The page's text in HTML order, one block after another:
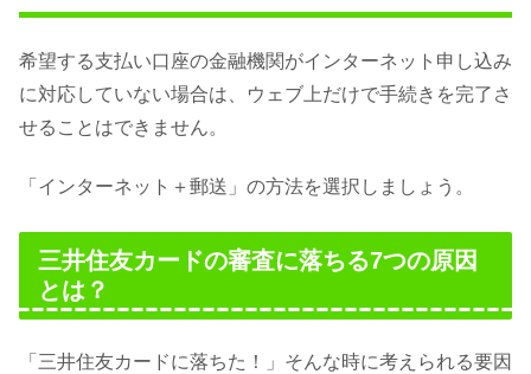
希望する支払い口座の金融機関がインターネット申し込み
に対応していない場合は、ウェブ上だけで手続きを完了さ
せることはできません。
「インターネット＋郵送」の方法を選択しましょう。
三井住友カードの審査に落ちる7つの原因
とは？
「三井住友カードに落ちた！」そんな時に考えられる要因